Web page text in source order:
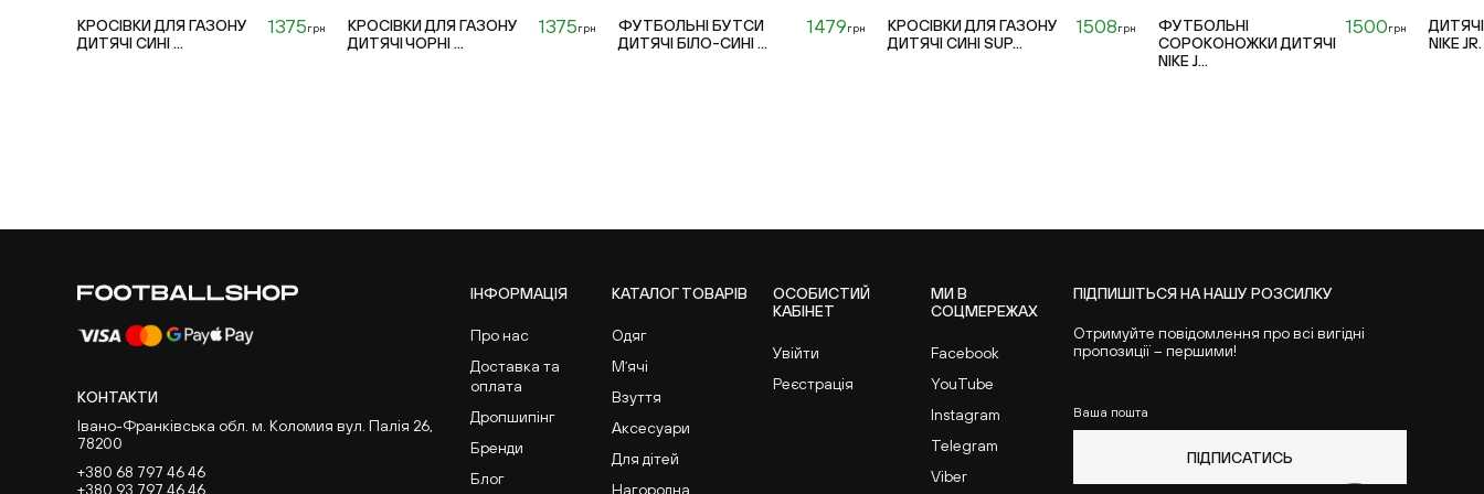
КРОСІВКИ ДЛЯ ГАЗОНУ
ДИТЯЧІ СИНІ ...
1375грн
КРОСІВКИ ДЛЯ ГАЗОНУ
ДИТЯЧІ ЧОРНІ ...
1375грн
ФУТБОЛЬНІ БУТСИ
ДИТЯЧІ БІЛО-СИНІ ...
1479грн
КРОСІВКИ ДЛЯ ГАЗОНУ
ДИТЯЧІ СИНІ SUP...
1508грн
ФУТБОЛЬНІ
СОРОКОНОЖКИ ДИТЯЧІ
NIKE J...
1500грн
NIKE
КОНТАКТИ
Івано-Франківська обл. м. Коломия вул. Палія 26,
78200
+380 68 797 46 46
+380 93 797 46 46
ІНФОРМАЦІЯ
Про нас
Доставка та
оплата
Дропшипінг
Бренди
Блог
КАТАЛОГ ТОВАРІВ
Одяг
Мʼячі
Взуття
Аксесуари
Для дітей
Нагородна
ОСОБИСТИЙ
КАБІНЕТ
Увійти
Реєстрація
МИ В
СОЦМЕРЕЖАХ
Facebook
YouTube
Instagram
Telegram
Viber
ПІДПИШІТЬСЯ НА НАШУ РОЗСИЛКУ
Отримуйте повідомлення про всі вигідні
пропозиції – першими!
Ваша пошта
ПІДПИСАТИСЬ